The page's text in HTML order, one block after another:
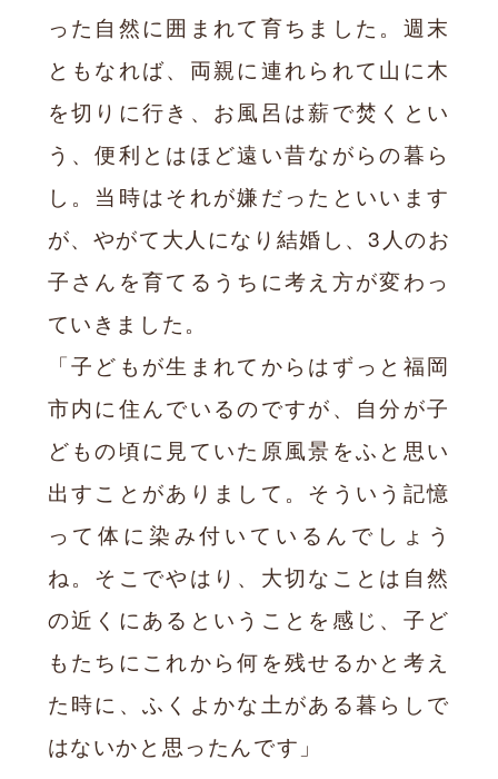
った自然に囲まれて育ちました。週末
ともなれば、両親に連れられて山に木
を切りに行き、お風呂は薪で焚くとい
う、便利とはほど遠い昔ながらの暮ら
し。当時はそれが嫌だったといいます
が、やがて大人になり結婚し、3人のお
子さんを育てるうちに考え方が変わっ
ていきました。
「子どもが生まれてからはずっと福岡
市内に住んでいるのですが、自分が子
どもの頃に見ていた原風景をふと思い
出すことがありまして。そういう記憶
って体に染み付いているんでしょう
ね。そこでやはり、大切なことは自然
の近くにあるということを感じ、子ど
もたちにこれから何を残せるかと考え
た時に、ふくよかな土がある暮らしで
はないかと思ったんです」